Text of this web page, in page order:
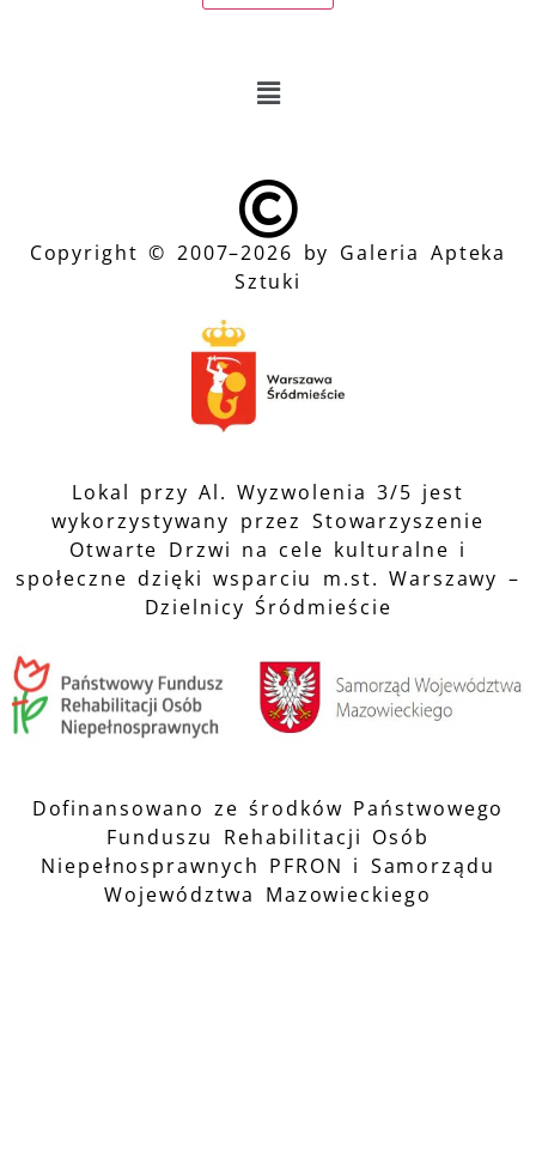
Copyright © 2007–2026 by Galeria Apteka
Sztuki
Lokal przy Al. Wyzwolenia 3/5 jest
wykorzystywany przez Stowarzyszenie
Otwarte Drzwi na cele kulturalne i
społeczne dzięki wsparciu m.st. Warszawy –
Dzielnicy Śródmieście
Dofinansowano ze środków Państwowego
Funduszu Rehabilitacji Osób
Niepełnosprawnych PFRON i Samorządu
Województwa Mazowieckiego